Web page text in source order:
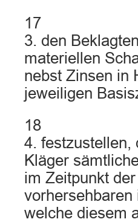
17
3. den
materiellen
nebst Zinsen in
jeweiligen
18
4. festzustellen,
Kläger
im Zeitpunkt
welche diesem